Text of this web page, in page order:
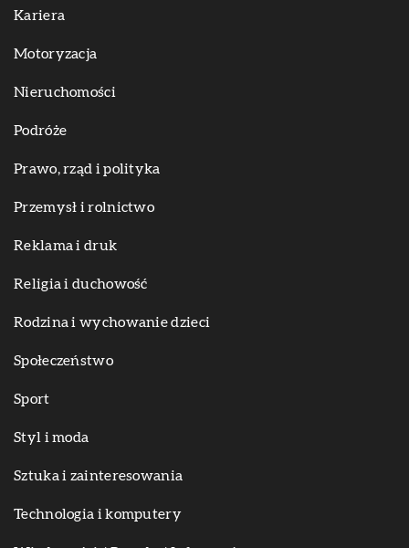
Kariera
Motoryzacja
Nieruchomości
Podróże
Prawo, rząd i polityka
Przemysł i rolnictwo
Reklama i druk
Religia i duchowość
Rodzina i wychowanie dzieci
Społeczeństwo
Sport
Styl i moda
Sztuka i zainteresowania
Technologia i komputery